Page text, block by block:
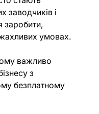
заводчиків і
заробити,
умовах.
важливо
з
безплатному